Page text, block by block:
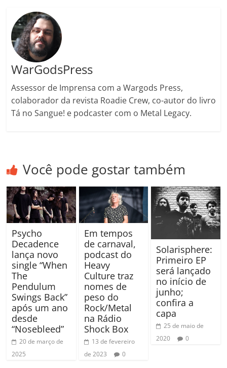
WarGodsPress
Assessor de Imprensa com a Wargods Press,
colaborador da revista Roadie Crew, co-autor do livro
Tá no Sangue! e podcaster com o Metal Legacy.
Você pode gostar também
Psycho
Decadence
lança novo
single “When
The
Pendulum
Swings Back”
após um ano
desde
“Nosebleed”
20 de março de
2025
Em tempos
de carnaval,
podcast do
Heavy
Culture traz
nomes de
peso do
Rock/Metal
na Rádio
Shock Box
13 de fevereiro
de 2023
0
Solarisphere:
Primeiro EP
será lançado
no início de
junho;
confira a
capa
25 de maio de
2020
0